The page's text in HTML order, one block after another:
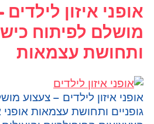
איזון לילדים
לפיתוח
עצמאות
איזון לילדים – צעצוע
ותחושת עצמאות אופני